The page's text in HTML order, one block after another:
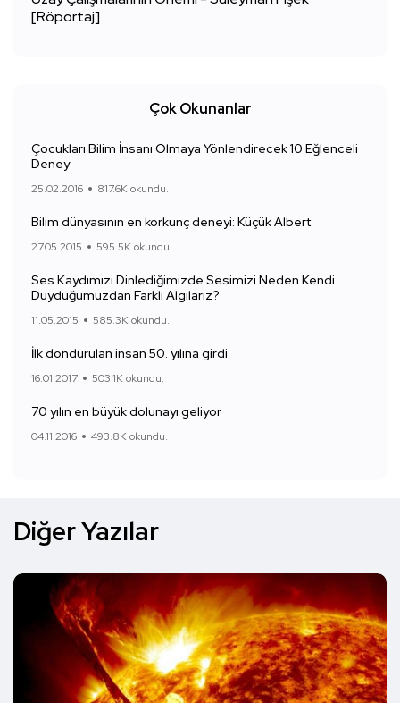
[Röportaj]
Çok Okunanlar
Çocukları Bilim İnsanı Olmaya Yönlendirecek 10 Eğlenceli
Deney
25.02.2016 817.6K okundu.
Bilim dünyasının en korkunç deneyi: Küçük Albert
27.05.2015 595.5K okundu.
Ses Kaydımızı Dinlediğimizde Sesimizi Neden Kendi
Duyduğumuzdan Farklı Algılarız?
11.05.2015 585.3K okundu.
İlk dondurulan insan 50. yılına girdi
16.01.2017 503.1K okundu.
70 yılın en büyük dolunayı geliyor
04.11.2016 493.8K okundu.
Diğer Yazılar